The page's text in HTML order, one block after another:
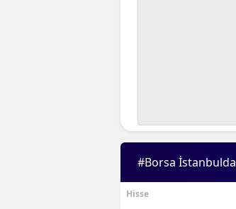
#Borsa
Hisse